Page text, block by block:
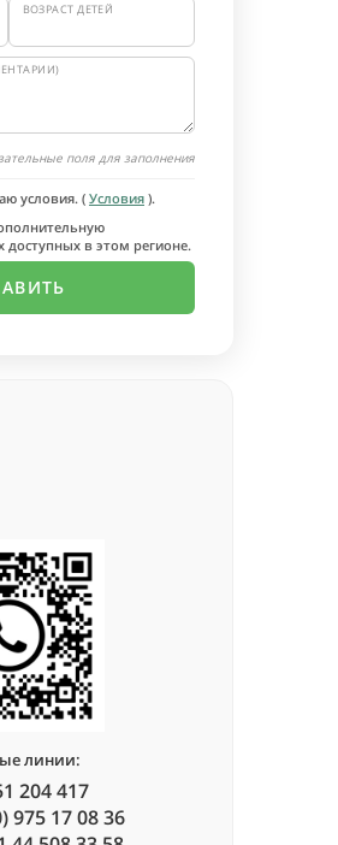
ВОЗРАСТ ДЕТЕЙ
поля для заполнения
условия. ( Условия ).
доступных в этом регионе.
линии:
204 417
975 17 08 36